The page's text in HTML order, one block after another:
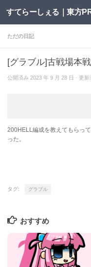
コンテンツへスキップ
ただの日記
[グラブル]古戦場本
公開済み 2023 年 9 月 28 日 · 更新
200HELL編成を教えてもらっ
った。
タグ: グラブル
おすすめ